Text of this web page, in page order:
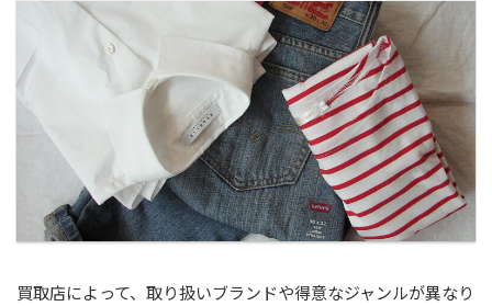
買取店によって、取り扱いブランドや得意なジャンルが異なり